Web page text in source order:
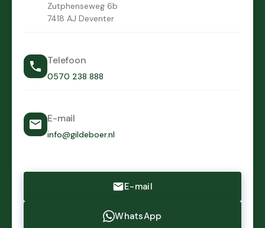
Zutphenseweg 6b
7418 AJ Deventer
Telefoon
0570 238 888
E-mail
info@gildeboer.nl
E-mail
WhatsApp